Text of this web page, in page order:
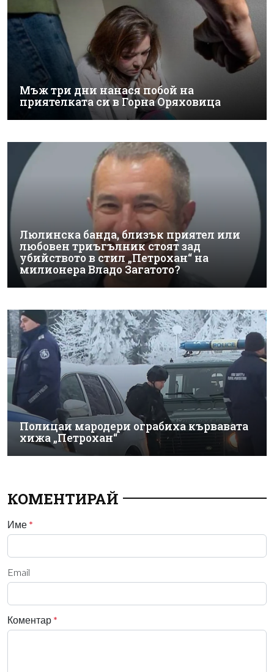
Мъж три дни нанася побой на
приятелката си в Горна Оряховица
Люлинска банда, близък приятел или
любовен триъгълник стоят зад
убийството в стил „Петрохан“ на
милионера Владо Загатото?
Полицаи мародери ограбиха кървавата
хижа „Петрохан“
КОМЕНТИРАЙ
Име *
Email
Коментар *